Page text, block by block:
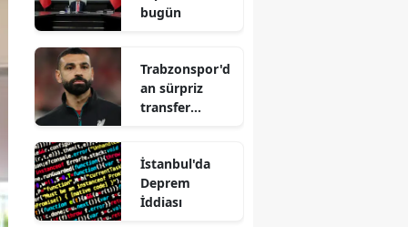
bugün
Trabzonspor'd
an sürpriz
transfer
İstanbul'da
Deprem
İddiası